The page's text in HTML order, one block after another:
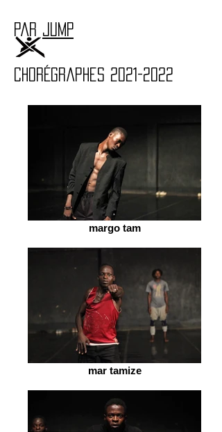
par JUMP
chorégraphes 2021-2022
margo tam
mar tamize